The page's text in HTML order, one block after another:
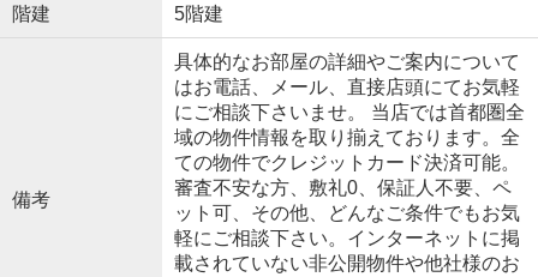
階建 5階建
備考
具体的なお部屋の詳細やご案内について
はお電話、メール、直接店頭にてお気軽
にご相談下さいませ。 当店では首都圏全
域の物件情報を取り揃えております。全
ての物件でクレジットカード決済可能。
審査不安な方、敷礼0、保証人不要、ペ
ット可、その他、どんなご条件でもお気
軽にご相談下さい。インターネットに掲
載されていない非公開物件や他社様のお